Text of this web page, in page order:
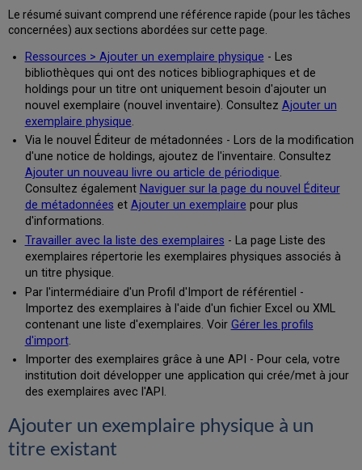
Travailler
avec
modèles
d'exemplaire
Utiliser
des
modèles
d'exemplaire
pour
créer
des
exemplaires
Ajouter
un
exemplaire
à
partir
d'un
modèle
Utiliser
un
exemplaire
pour
le
rapide
des
Le résumé suivant comprend une référence rapide (pour les tâches
concernées) aux sections abordées sur cette page.
Ressources > Ajouter un exemplaire physique - Les
bibliothèques qui ont des notices bibliographiques et de
holdings pour un titre ont uniquement besoin d'ajouter un
nouvel exemplaire (nouvel inventaire). Consultez Ajouter un
exemplaire physique.
Via le nouvel Éditeur de métadonnées - Lors de la modification
d'une notice de holdings, ajoutez de l'inventaire. Consultez
Ajouter un nouveau livre ou article de périodique.
Consultez également Naviguer sur la page du nouvel Éditeur
de métadonnées et Ajouter un exemplaire pour plus
d'informations.
Travailler avec la liste des exemplaires - La page Liste des
exemplaires répertorie les exemplaires physiques associés à
un titre physique.
Par l'intermédiaire d'un Profil d'Import de référentiel -
Importez des exemplaires à l'aide d'un fichier Excel ou XML
contenant une liste d'exemplaires. Voir Gérer les profils
d'import.
Importer des exemplaires grâce à une API - Pour cela, votre
institution doit développer une application qui crée/met à jour
des exemplaires avec l'API.
Ajouter un exemplaire physique à un
titre existant